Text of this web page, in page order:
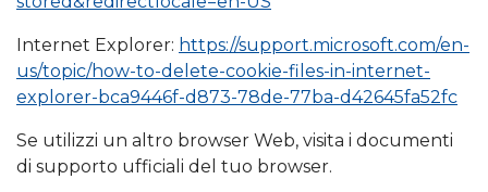
Internet Explorer: https://support.microsoft.com/en-
us/topic/how-to-delete-cookie-files-in-internet-
explorer-bca9446f-d873-78de-77ba-d42645fa52fc
Se utilizzi un altro browser Web, visita i documenti
di supporto ufficiali del tuo browser.